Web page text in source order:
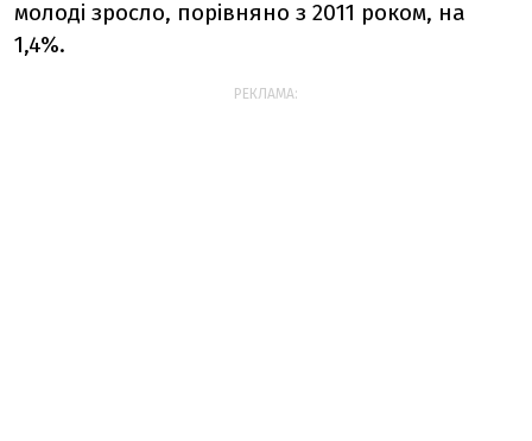
молоді зросло, порівняно з 2011 роком, на
1,4%.
РЕКЛАМА: